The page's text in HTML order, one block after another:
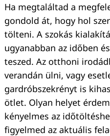
Ha megtaláltad a
gondold át, hogy hol
tölteni. A szokás
ugyanabban az időben
teszed. Az otthoni
verandán ülni, vagy
gardróbszekrényt is
ötlet. Olyan helyet
kényelmes az
figyelmed az aktuális